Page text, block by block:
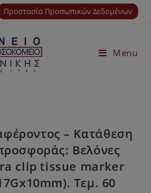
Προστασία Προσωπικών Δεδομένων
Menu
– Κατάθεση
Βελόνες
clip tissue marker
Τεμ. 60